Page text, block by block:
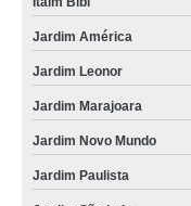
Jardim América
Jardim Leonor
Jardim Marajoara
Jardim Novo Mundo
Jardim Paulista